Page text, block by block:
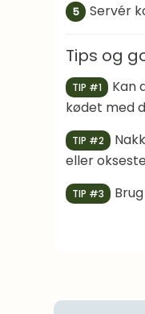
5 Servér
Tips og
TIP #1
Kan
kødet med
TIP #2
eller
TIP #3